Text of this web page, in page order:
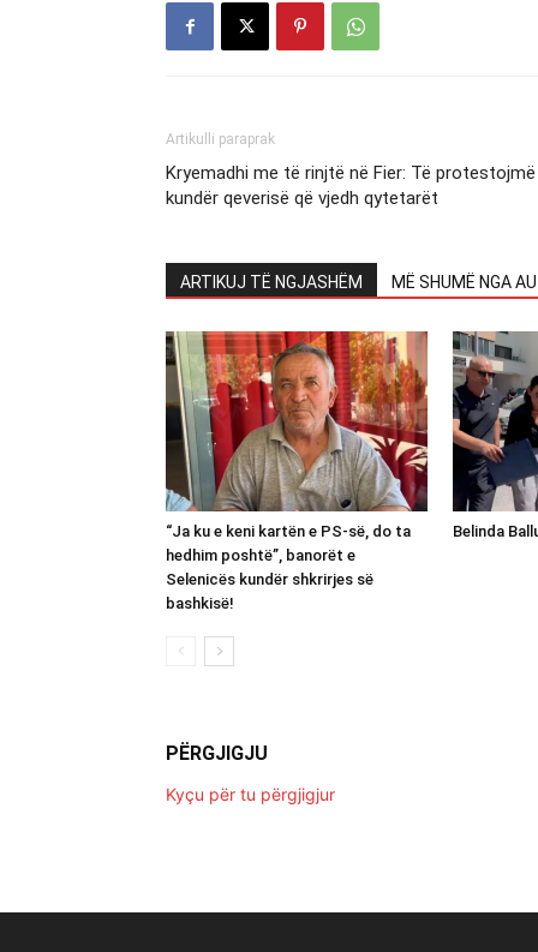
Artikulli paraprak
Kryemadhi me të rinjtë në Fier: Të protestojmë
kundër qeverisë që vjedh qytetarët
ARTIKUJ TË NGJASHËM MË SHUMË NGA
“Ja ku e keni kartën e PS-së, do ta
hedhim poshtë”, banorët e
Selenicës kundër shkrirjes së
bashkisë!
Belinda
PËRGJIGJU
Kyçu për tu përgjigjur